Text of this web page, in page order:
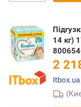
14 кг)
2
Itbox.ua